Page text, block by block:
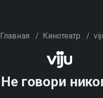
Главная / Кинотеатр /
Не говори